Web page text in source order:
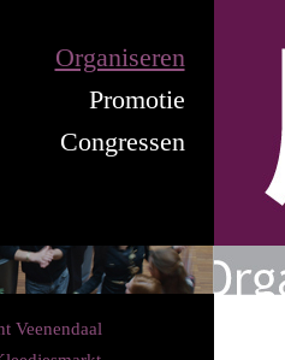
Organiseren
Promotie
Congressen
Veenendaal